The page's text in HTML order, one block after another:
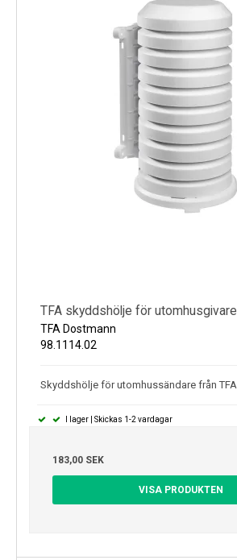
TFA skyddshölje för utomhusgivare
TFA Dostmann
98.1114.02
Skyddshölje för utomhussändare från TFA.
I lager | Skickas 1-2 vardagar
183,00 SEK
VISA PRODUKTEN